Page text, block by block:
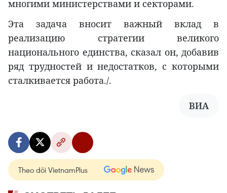
многими министерствами и секторами.
Эта задача вносит важный вклад в
реализацию стратегии великого
национального единства, сказал он, добавив
ряд трудностей и недостатков, с которыми
сталкивается работа./.
ВИА
Theo dõi VietnamPlus